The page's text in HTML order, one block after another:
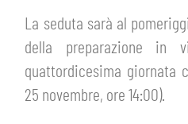
TARDINI CARD
INFORMAZIONI
HOSPITALITY
MUSEUM CLUB
ESPORTS
IL CLUB
La seduta sarà al
della preparazione in
quattordicesima giornata
25 novembre, ore 14:00).